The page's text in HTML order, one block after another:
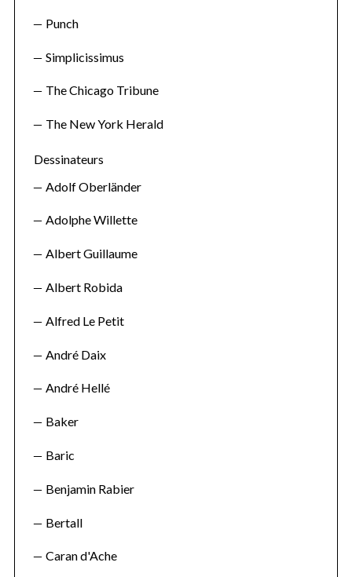
Punch
Simplicissimus
The Chicago Tribune
The New York Herald
Dessinateurs
Adolf Oberländer
Adolphe Willette
Albert Guillaume
Albert Robida
Alfred Le Petit
André Daix
André Hellé
Baker
Baric
Benjamin Rabier
Bertall
Caran d'Ache